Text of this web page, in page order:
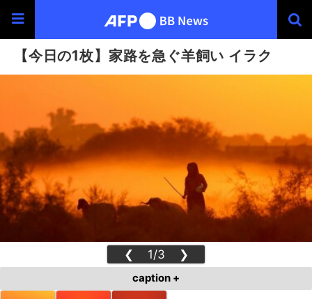
【今日の1枚】家路を急ぐ羊飼い イラク
❮ 1/3 ❯
caption +